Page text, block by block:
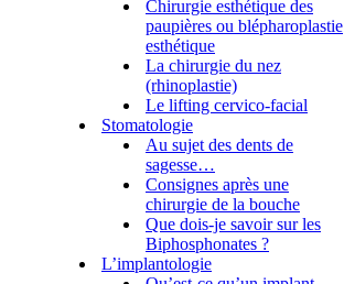
Chirurgie esthétique des
paupières ou blépharoplastie
esthétique
La chirurgie du nez
(rhinoplastie)
Le lifting cervico-facial
Stomatologie
Au sujet des dents de
sagesse…
Consignes après une
chirurgie de la bouche
Que dois-je savoir sur les
Biphosphonates ?
L’implantologie